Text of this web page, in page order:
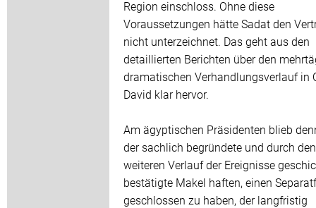
Region einschloss. Ohne diese
Voraussetzungen hätte Sadat den
nicht unterzeichnet. Das geht aus den
detaillierten Berichten über den
dramatischen Verhandlungsverlauf in
David klar hervor.
Am ägyptischen Präsidenten blieb
der sachlich begründete und durch den
weiteren Verlauf der Ereignisse
bestätigte Makel haften, einen
geschlossen zu haben, der langfristig